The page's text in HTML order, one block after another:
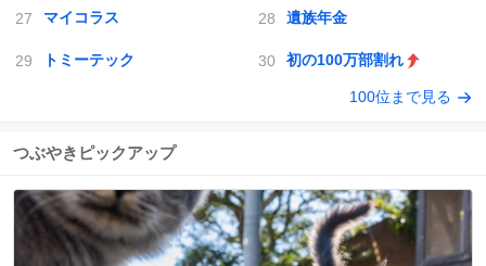
マイコラス 遺族年金
トミーテック 初の100万部割れ
100位まで見る
つぶやきピックアップ